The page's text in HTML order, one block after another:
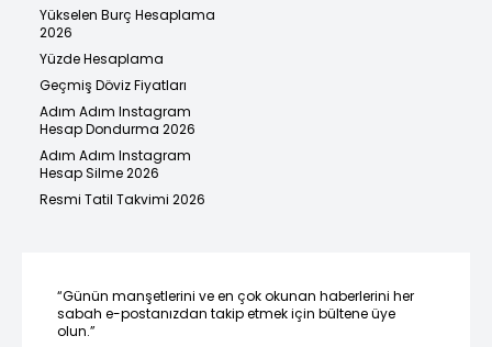
Yükselen Burç Hesaplama
2026
Yüzde Hesaplama
Geçmiş Döviz Fiyatları
Adım Adım Instagram
Hesap Dondurma 2026
Adım Adım Instagram
Hesap Silme 2026
Resmi Tatil Takvimi 2026
“Günün manşetlerini ve en çok okunan haberlerini her
sabah e-postanızdan takip etmek için bültene üye
olun.”